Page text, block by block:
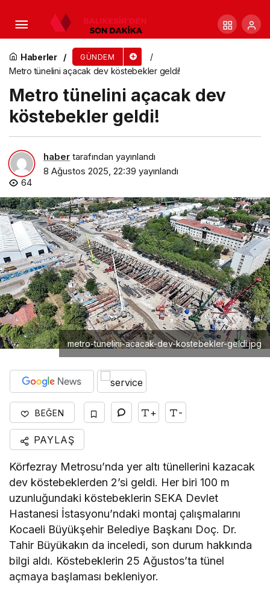
Haberler GÜNDEM
Metro tünelini açacak dev köstebekler geldi!
Metro tünelini açacak dev
köstebekler geldi!
haber tarafından yayınlandı
8 Ağustos 2025, 22:39 yayınlandı
64
metro-tunelini-acacak-dev-kostebekler-geldi.jpg
BEĞEN + -
PAYLAŞ
Körfezray Metrosu’nda yer altı tünellerini kazacak
dev köstebeklerden 2’si geldi. Her biri 100 m
uzunluğundaki köstebeklerin SEKA Devlet
Hastanesi İstasyonu’ndaki montaj çalışmalarını
Kocaeli Büyükşehir Belediye Başkanı Doç. Dr.
Tahir Büyükakın da inceledi, son durum hakkında
bilgi aldı. Köstebeklerin 25 Ağustos’ta tünel
açmaya başlaması bekleniyor.
Zabıta Müdürleri İnegöl Belediyesi Ev
Sahipliğinde Toplandı